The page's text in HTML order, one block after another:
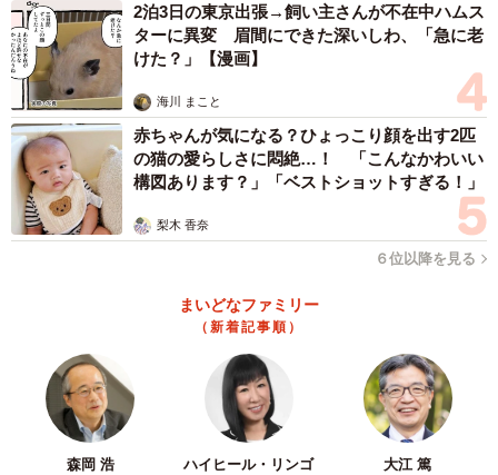
2泊3日の東京出張→飼い主さんが不在中ハムス
ターに異変 眉間にできた深いしわ、「急に老
けた？」【漫画】
海川 まこと
赤ちゃんが気になる？ひょっこり顔を出す2匹
の猫の愛らしさに悶絶…！ 「こんなかわいい
構図あります？」「ベストショットすぎる！」
梨木 香奈
６位以降を見る
まいどなファミリー
（新着記事順）
森岡 浩 ハイヒール・リンゴ 大江 篤